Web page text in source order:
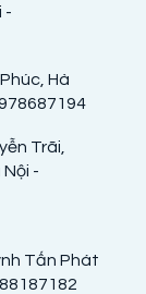
-
Hà
Trãi,
-
Tấn Phát